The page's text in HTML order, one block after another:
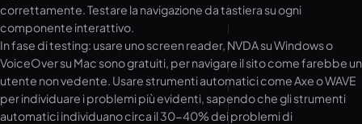
correttamente. Testare la navigazione da tastiera su ogni
componente interattivo.
In fase di testing: usare uno screen reader, NVDA su Windows o
VoiceOver su Mac sono gratuiti, per navigare il sito come farebbe un
utente non vedente. Usare strumenti automatici come Axe o WAVE
per individuare i problemi più evidenti, sapendo che gli strumenti
automatici individuano circa il 30-40% dei problemi di